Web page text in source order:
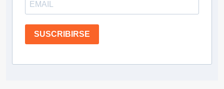
SUSCRIBIRSE